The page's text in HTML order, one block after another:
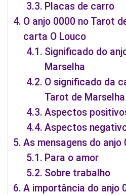
Placas de carro
O anjo 0000 no Tarot
carta O Louco
Significado do
Marselha
O significado da
Tarot de Marselha
Aspectos
Aspectos
As mensagens do anjo
Para o amor
Sobre trabalho
A importância do anjo